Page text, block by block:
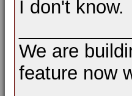
I don't know.
We are
feature now